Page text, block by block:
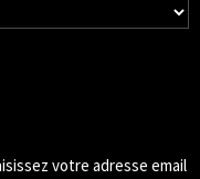
votre adresse email